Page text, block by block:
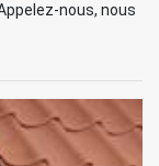
nous, nous